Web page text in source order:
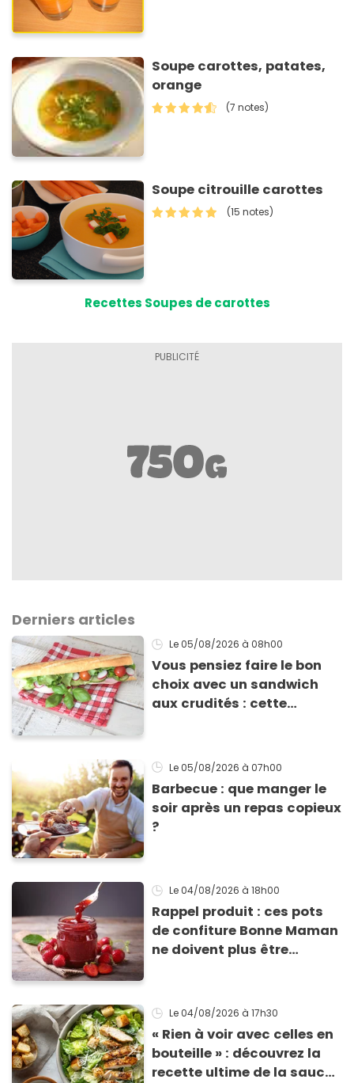
Soupe carottes, patates,
orange
(7 notes)
Soupe citrouille carottes
(15 notes)
Recettes Soupes de carottes
Derniers articles
Le 05/08/2026 à 08h00
Vous pensiez faire le bon
choix avec un sandwich
aux crudités : cette
Le 05/08/2026 à 07h00
Barbecue : que manger le
soir après un repas copieux
?
Le 04/08/2026 à 18h00
Rappel produit : ces pots
de confiture Bonne Maman
ne doivent plus être
morceaux de verre
Le 04/08/2026 à 17h30
« Rien à voir avec celles en
bouteille » : découvrez la
recette ultime de la sauce